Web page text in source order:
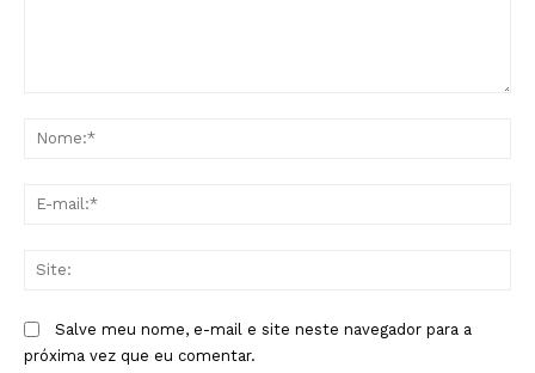
Salve meu nome, e-mail e site neste navegador para a
próxima vez que eu comentar.